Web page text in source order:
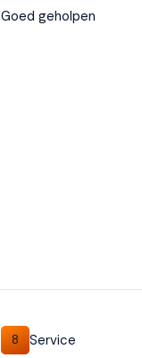
Goed geholpen
8 Service